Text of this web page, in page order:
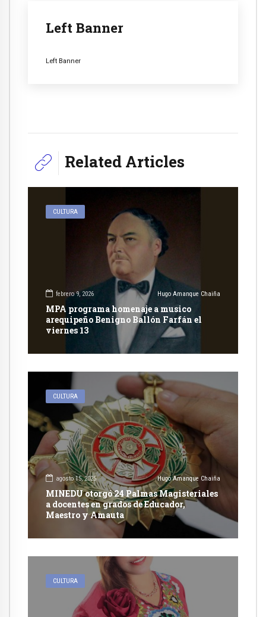
Left Banner
Left Banner
Related Articles
CULTURA
febrero 9, 2026 Hugo Amanque Chaiña
MPA programa homenaje a musico
arequipeño Benigno Ballón Farfán el
viernes 13
CULTURA
agosto 15, 2025 Hugo Amanque Chaiña
MINEDU otorgó 24 Palmas Magisteriales
a docentes en grados de Educador,
Maestro y Amauta
CULTURA